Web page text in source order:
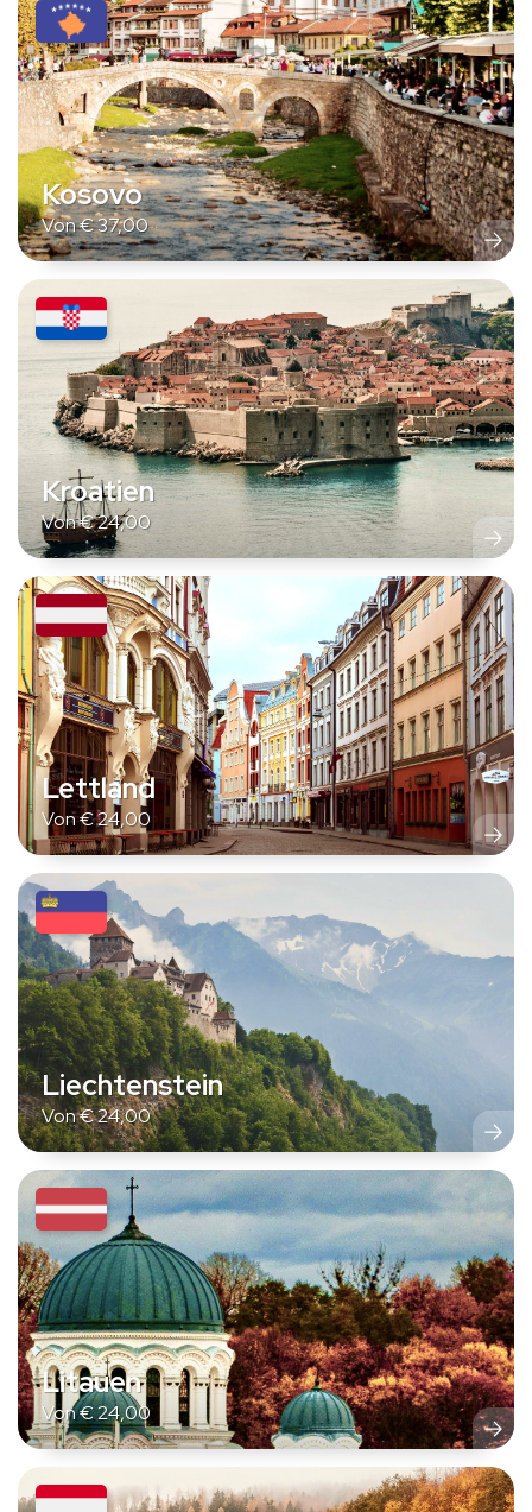
Kosovo
Von€37,00
Kroatien
Von€24,00
Lettland
Von€24,00
Liechtenstein
Von€24,00
Litauen
Von€24,00